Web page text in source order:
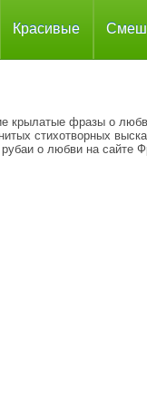
Красивые
крылатые фразы о
стихотворных
о любви на сайте